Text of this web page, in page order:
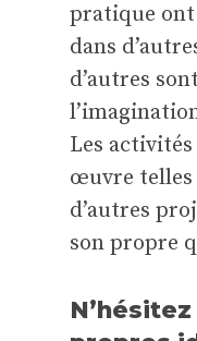
pratique
dans
d’autres
Les
œuvre telles
d’autres
son propre